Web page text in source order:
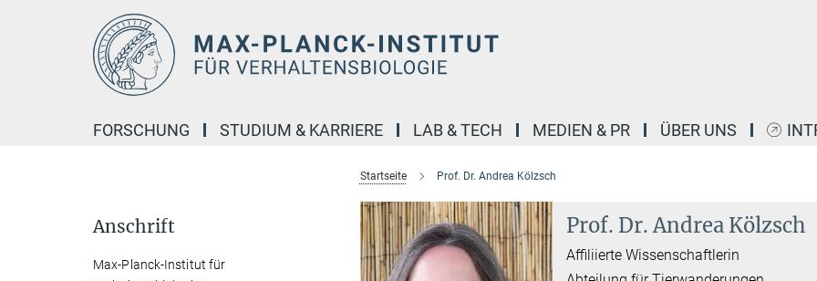
FORSCHUNG STUDIUM & KARRIERE LAB & TECH MEDIEN & PR ÜBER UNS
Startseite Prof. Dr. Andrea Kölzsch
Prof. Dr. Andrea Kölzsch
Affiliierte Wissenschaftlerin
Anschrift
Max-Planck-Institut für